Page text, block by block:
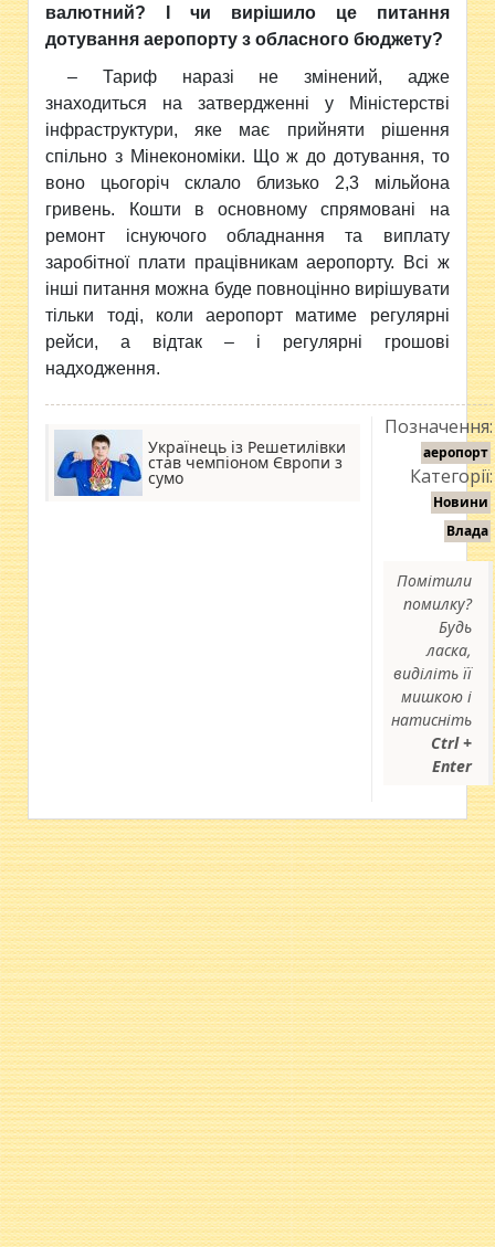
валютний? І чи вирішило це питання
дотування аеропорту з обласного бюджету?
– Тариф наразі не змінений, адже
знаходиться на затвердженні у Міністерстві
інфраструктури, яке має прийняти рішення
спільно з Мінекономіки. Що ж до дотування, то
воно цьогоріч склало близько 2,3 мільйона
гривень. Кошти в основному спрямовані на
ремонт існуючого обладнання та виплату
заробітної плати працівникам аеропорту. Всі ж
інші питання можна буде повноцінно вирішувати
тільки тоді, коли аеропорт матиме регулярні
рейси, а відтак – і регулярні грошові
надходження.
Українець із Решетилівки
став чемпіоном Європи з
сумо
Позначення:
аеропорт
Категорії:
Новини
Влада
Помітили
помилку?
Будь
ласка,
виділіть її
мишкою і
натисніть
Ctrl +
Enter